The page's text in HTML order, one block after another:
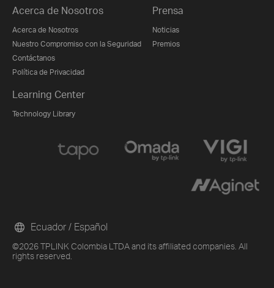
Acerca de Nosotros
Acerca de Nosotros
Nuestro Compromiso con la Seguridad
Contáctanos
Política de Privacidad
Prensa
Noticias
Premios
Learning Center
Technology Library
©2026 TPLINK Colombia LTDA and its affiliated companies. All
rights reserved.
Ecuador / Español